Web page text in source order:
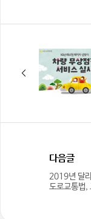
다음글
2019년 달
도로교통법,